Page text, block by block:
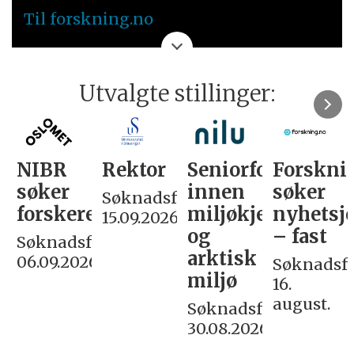
Til forskning.no
Utvalgte stillinger:
NIBR
søker
forskere
Søknadsfrist:
06.09.2026
Rektor
Søknadsfrist:
15.09.2026
Seniorforsker
innen
miljøkjemi
og
arktisk
miljø
Søknadsfrist:
30.08.2026
søker
– fast
16.
august.